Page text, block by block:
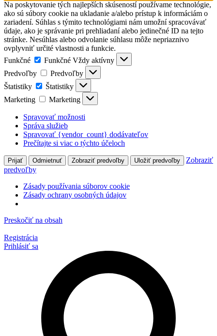
Na poskytovanie tých najlepších skúseností používame technológie,
ako sú súbory cookie na ukladanie a/alebo prístup k informáciám o
zariadení. Súhlas s týmito technológiami nám umožní spracovávať
údaje, ako je správanie pri prehliadaní alebo jedinečné ID na tejto
stránke. Nesúhlas alebo odvolanie súhlasu môže nepriaznivo
ovplyvniť určité vlastnosti a funkcie.
Funkčné
Funkčné Vždy aktívny
Predvoľby
Predvoľby
Štatistiky
Štatistiky
Marketing
Marketing
Spravovať možnosti
Správa služieb
Spravovať {vendor_count} dodávateľov
Prečítajte si viac o týchto účeloch
Prijať Odmietnuť Zobraziť predvoľby Uložiť predvoľby
Zobraziť
predvoľby
Zásady používania súborov cookie
Zásady ochrany osobných údajov
Preskočiť na obsah
Registrácia
Prihlásiť sa